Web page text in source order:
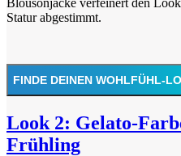
Blousonjacke verfeinert den
Statur abgestimmt.
FINDE DEINEN WOHLFÜHL-
Look 2: Gelato-
Frühling